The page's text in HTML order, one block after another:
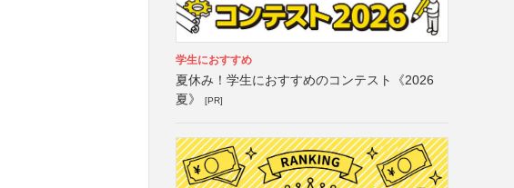
学生におすすめ
夏休み！学生におすすめのコンテスト《2026
夏》
[PR]